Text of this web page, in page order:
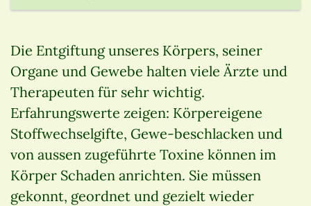
Die Entgiftung unseres Körpers, seiner
Organe und Gewebe halten viele Ärzte und
Therapeuten für sehr wichtig.
Erfahrungswerte zeigen: Körpereigene
Stoffwechselgifte, Gewe-beschlacken und
von aussen zugeführte Toxine können im
Körper Schaden anrichten. Sie müssen
gekonnt, geordnet und gezielt wieder